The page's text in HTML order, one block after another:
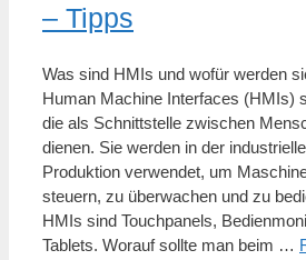
– Tipps
Was sind HMIs und wofür werden
Human Machine Interfaces (HMIs)
die als Schnittstelle zwischen
dienen. Sie werden in der
Produktion verwendet, um
steuern, zu überwachen und zu
HMIs sind Touchpanels,
Tablets. Worauf sollte man beim …